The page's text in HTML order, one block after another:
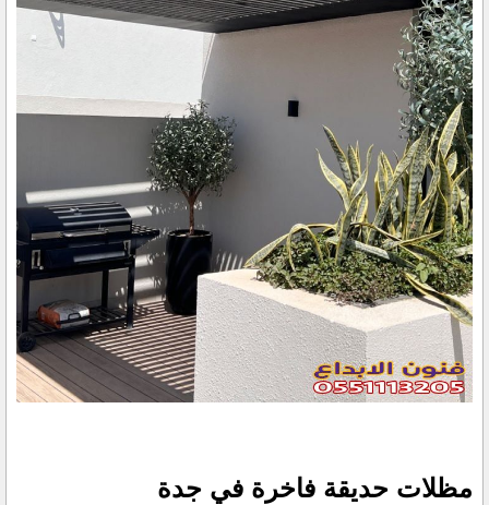
مظلات حديقة فاخرة في جدة